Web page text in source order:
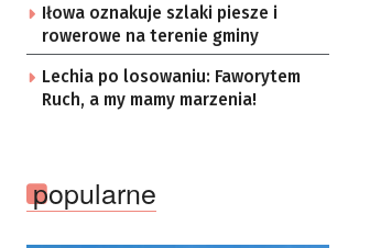
Iłowa oznakuje szlaki piesze i
rowerowe na terenie gminy
Lechia po losowaniu: Faworytem
Ruch, a my mamy marzenia!
popularne